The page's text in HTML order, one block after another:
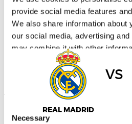
provide social media features
We also share information about
our social media, advertising
may combine it with other
provided to them or that they’ve
of their services.
Selection
Necessary
LALIGA
28/02/2027
SANTIAGO BERNABÉU
REAL MADRID
vs